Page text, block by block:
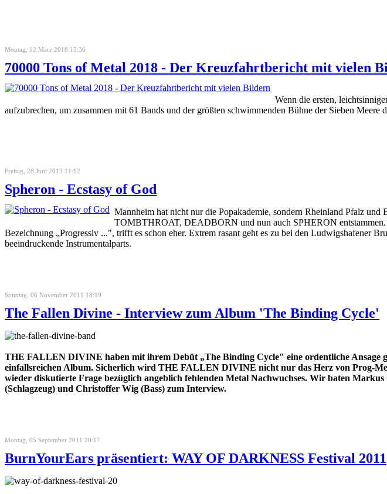
Montag, 12 März 2018 15:36
70000 Tons of Metal 2018 - Der Kreuzfahrtbericht mit vielen
Wenn die ersten,
aufzubrechen, um zusammen mit 61 Bands und der größten schwimmenden Bühne der Sieben Meere
Freitag, 28 Juni 2013 11:12
Spheron - Ecstasy of God
Mannheim hat nicht nur die Popakademie, sondern Rheinland Pfalz
TOMBTHROAT, DEADBORN und nun auch SPHERON entstammen.
Bezeichnung „Progressiv ...", trifft es schon eher. Extrem rasant geht es zu bei den Ludwigshafener
beeindruckende Instrumentalparts.
Sonntag, 06 November 2011 18:19
The Fallen Divine - Interview zum Album 'The Binding Cycle'
THE FALLEN DIVINE haben mit ihrem Debüt „The Binding Cycle" eine ordentliche Ansage
einfallsreichen Album. Sicherlich wird THE FALLEN DIVINE nicht nur das Herz von Prog-
wieder diskutierte Frage bezüglich angeblich fehlenden Metal Nachwuchses. Wir baten Markus
(Schlagzeug) und Christoffer Wig (Bass) zum Interview.
Montag, 05 September 2011 20:17
BurnYourEars präsentiert: WAY OF DARKNESS Festival 2011